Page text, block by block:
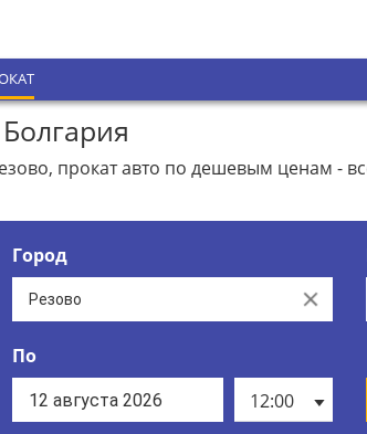
прокат авто по дешевым ценам -
Город
Clear
По
12:00